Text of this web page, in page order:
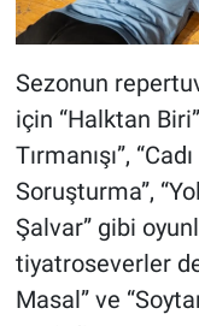
Sezonun
için “Halktan
Tırmanışı”,
Soruşturma”,
Şalvar” gibi
tiyatroseverler
Masal” ve